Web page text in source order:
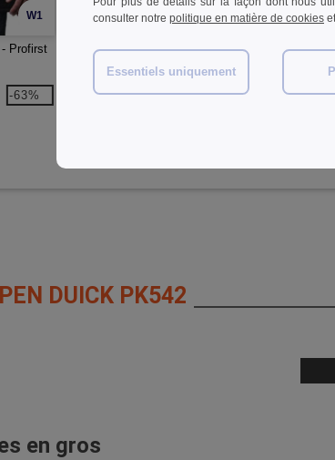
W1
Profirst
-63%
W1
Pen Duick PK541 - Parka
Homme Poches Zippées
22,59 € -55%
Pen Duick
22,70 €
DUICK PK542
en gros
consulter notre politique en matière de cookies
Essentiels uniquement